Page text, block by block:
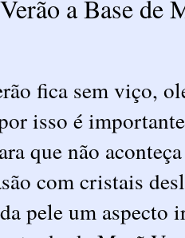
a Base de
fica sem viço,
isso é
que não
com cristais
pele um aspecto